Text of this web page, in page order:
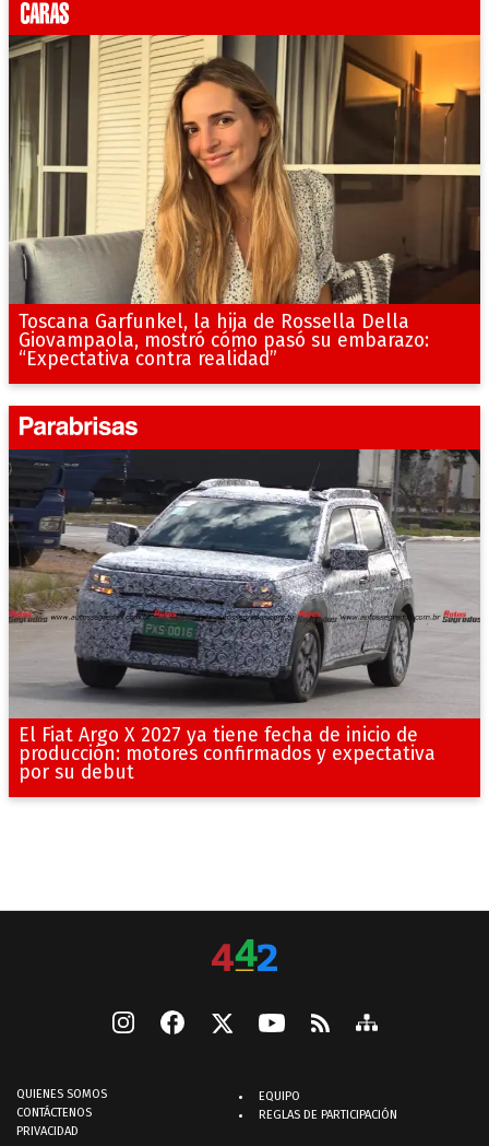
Toscana Garfunkel, la hija de Rossella Della
Giovampaola, mostró cómo pasó su embarazo:
“Expectativa contra realidad”
El Fiat Argo X 2027 ya tiene fecha de inicio de
producción: motores confirmados y expectativa
por su debut
QUIENES SOMOS
CONTÁCTENOS
PRIVACIDAD
EQUIPO
REGLAS DE PARTICIPACIÓN